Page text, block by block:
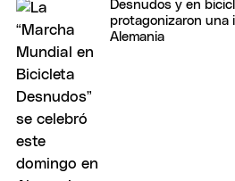
Desnudos y en
protagonizaron una
Alemania